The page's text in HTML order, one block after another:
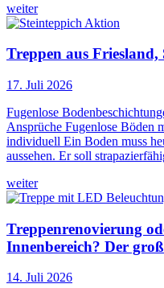
weiter
Treppen aus Friesland,
17. Juli 2026
Fugenlose
Ansprüche Fugenlose Böden
individuell Ein Boden muss
aussehen. Er soll
weiter
Treppenrenovierung
Innenbereich? Der
14. Juli 2026